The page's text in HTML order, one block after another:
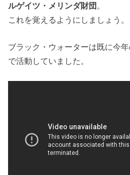
ルゲイツ・メリンダ財団 。
これを覚えるようにしましょう。
ブラック・ウォーターは既に今
で活動していました。